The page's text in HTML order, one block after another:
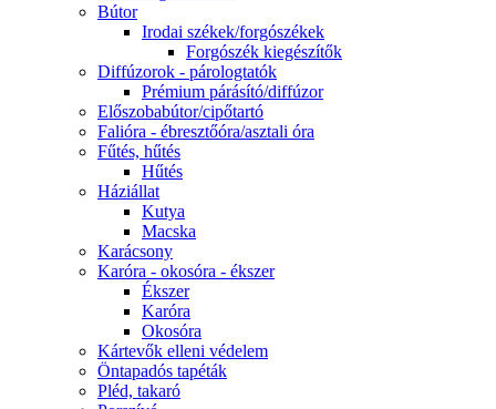
Bútor
Irodai székek/forgószékek
Forgószék kiegészítők
Diffúzorok - párologtatók
Prémium párásító/diffúzor
Előszobabútor/cipőtartó
Falióra - ébresztőóra/asztali óra
Fűtés, hűtés
Hűtés
Háziállat
Kutya
Macska
Karácsony
Karóra - okosóra - ékszer
Ékszer
Karóra
Okosóra
Kártevők elleni védelem
Öntapadós tapéták
Pléd, takaró